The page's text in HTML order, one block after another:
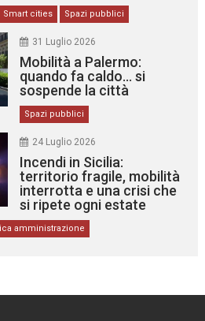
Smart cities Spazi pubblici
31 Luglio 2026
Mobilità a Palermo:
quando fa caldo… si
sospende la città
Spazi pubblici
24 Luglio 2026
Incendi in Sicilia:
territorio fragile, mobilità
interrotta e una crisi che
si ripete ogni estate
amministrazione